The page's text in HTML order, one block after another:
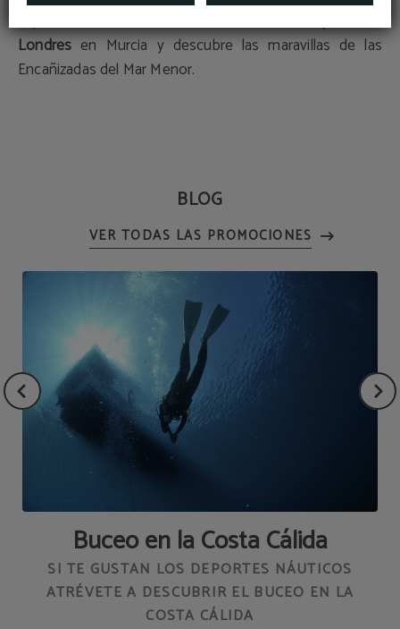
espacio.No dudes en reservaren elHotel Aparthotel
Londres en Murcia y descubre las maravillas de las
Encañizadas del Mar Menor.
BLOG
Buceo en la Costa Cálida
SI TE GUSTAN LOS DEPORTES NÁUTICOS
ATRÉVETE A DESCUBRIR EL BUCEO EN LA
COSTA CÁLIDA